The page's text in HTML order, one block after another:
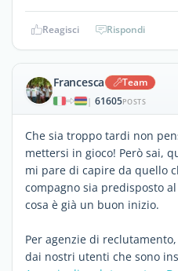
Reagisci Rispondi
Francesca Team
| 61605POSTS
Che sia troppo tardi non
mettersi in gioco! Però sai,
mi pare di capire da quello
compagno sia predisposto
cosa è già un buon inizio.
Per agenzie di
dai nostri utenti che sono